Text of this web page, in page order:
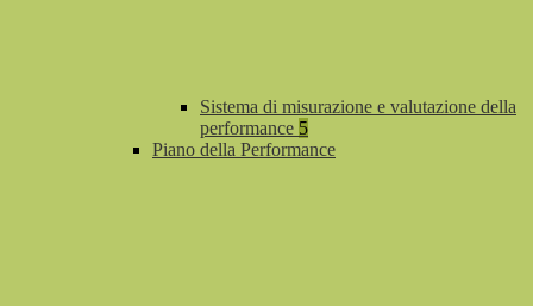
Sistema di misurazione e valutazione della
performance 5
Piano della Performance